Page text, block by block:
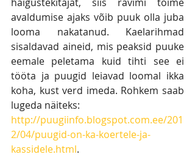
avaldumise ajaks võib puuk olla juba
looma nakatanud. Kaelarihmad
sisaldavad aineid, mis peaksid puuke
eemale peletama kuid tihti see ei
tööta ja puugid leiavad loomal ikka
koha, kust verd imeda. Rohkem saab
lugeda näiteks:
http://puugiinfo.blogspot.com.ee/201
2/04/puugid-on-ka-koertele-ja-
kassidele.html.